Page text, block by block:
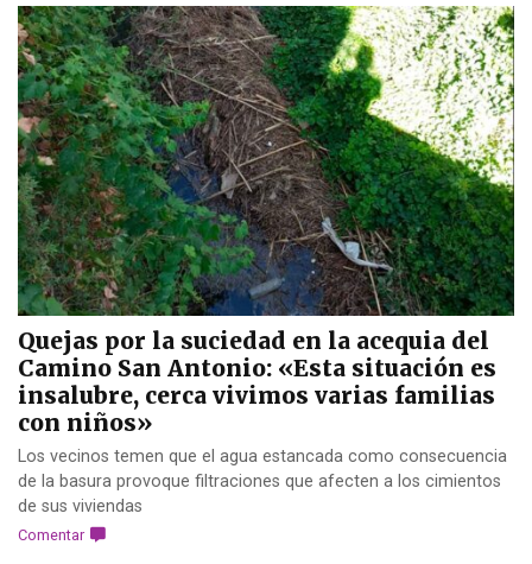
Quejas por la suciedad en la acequia del
Camino San Antonio: «Esta situación es
insalubre, cerca vivimos varias familias
con niños»
Los vecinos temen que el agua estancada como consecuencia
de la basura provoque filtraciones que afecten a los cimientos
de sus viviendas
Comentar